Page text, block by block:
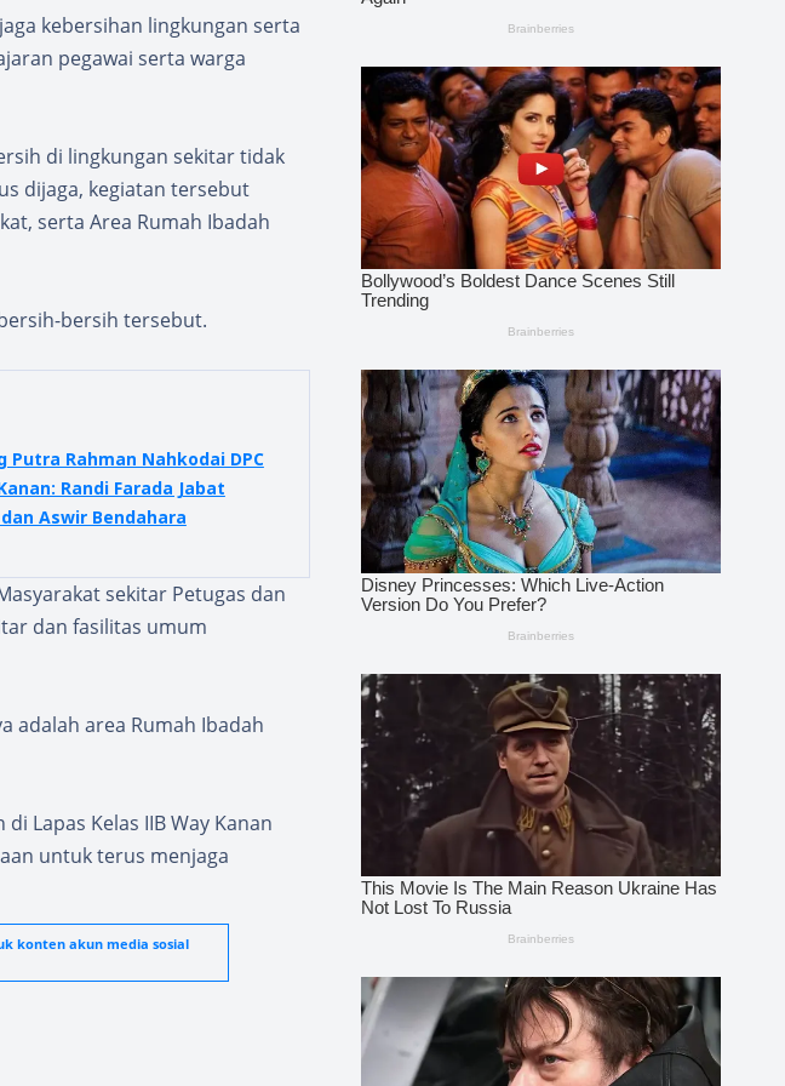
kebersihan lingkungan serta
pegawai serta warga
di lingkungan sekitar tidak
dijaga, kegiatan tersebut
serta Area Rumah Ibadah
bersih tersebut.
Putra Rahman Nahkodai DPC
Randi Farada Jabat
Aswir Bendahara
sekitar Petugas dan
dan fasilitas umum
adalah area Rumah Ibadah
Lapas Kelas IIB Way Kanan
untuk terus menjaga
konten akun media sosial